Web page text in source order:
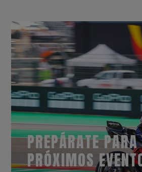
PREPÁRATE
PRÓXIMOS